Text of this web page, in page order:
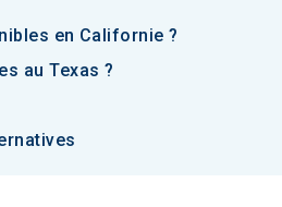
en Californie ?
au Texas ?